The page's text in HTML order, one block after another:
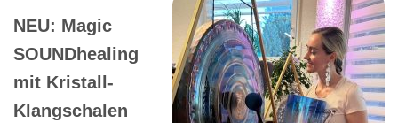
NEU: Magic
SOUNDhealing
mit Kristall-
Klangschalen